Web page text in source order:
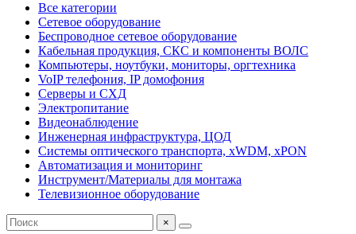
Все категории
Сетевое оборудование
Беспроводное сетевое оборудование
Кабельная продукция, СКС и компоненты ВОЛС
Компьютеры, ноутбуки, мониторы, оргтехника
VoIP телефония, IP домофония
Серверы и СХД
Электропитание
Видеонаблюдение
Инженерная инфраструктура, ЦОД
Системы оптического транспорта, xWDM, xPON
Автоматизация и мониторинг
Инструмент/Материалы для монтажа
Телевизионное оборудование
×